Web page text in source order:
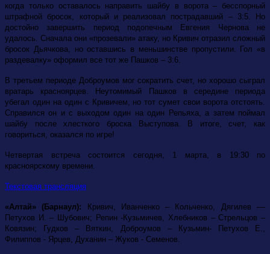
когда только оставалось направить шайбу в ворота – бесспорный
штрафной бросок, который и реализовал пострадавший – 3:5. Но
достойно завершить период подопечным Евгения Чернова не
удалось. Сначала они «прозевали» атаку, но Кривич отразил сложный
бросок Дьячкова, но оставшись в меньшинстве пропустили. Гол «в
раздевалку» оформил все тот же Пашков – 3:6.
В третьем периоде Доброумов мог сократить счет, но хорошо сыграл
вратарь красноярцев. Неутомимый Пашков в середине периода
убегал один на один с Кривичем, но тот сумет свои ворота отстоять.
Справился он и с выходом один на один Репьяха, а затем поймал
шайбу после хлесткого броска Выступова. В итоге, счет, как
говориться, оказался по игре!
Четвертая встреча состоится сегодня, 1 марта, в 19:30 по
красноярскому времени.
Текстовая трансляция
«Алтай» (Барнаул): Кривич, Иванченко – Кольченко, Дягилев ––
Петухов И. – Шубович; Репин -Кузьмичев, Хлебников – Стрельцов –
Ковязин; Гудков – Вяткин, Доброумов – Кузьмин- Петухов Е.,
Филиппов - Ярцев, Духанин – Жуков - Семенов.